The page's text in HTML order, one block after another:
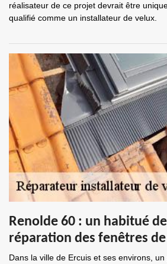
réalisateur de ce projet devrait être
qualifié comme un installateur de velux.
Renolde 60 : un habitué
réparation des fenêtres
Dans la ville de Ercuis et ses environs,